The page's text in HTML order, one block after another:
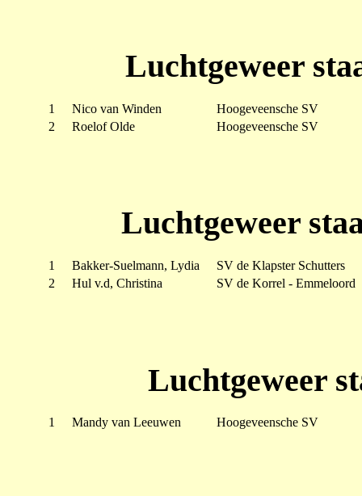
Luchtgeweer
1 Nico van Winden
Hoogeveensche SV
2
Roelof Olde Hoogeveensche SV
Luchtgeweer
1 Bakker-Suelmann, Lydia
SV de Klapster Schutters
2
Hul v.d, Christina SV de Korrel - Emmeloord
Luchtgeweer
1 Mandy van Leeuwen Hoogeveensche SV